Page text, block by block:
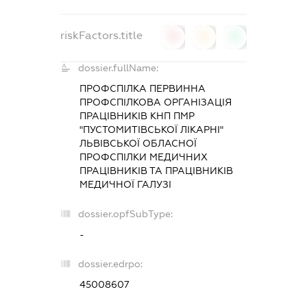
riskFactors.title
dossier.fullName:
ПРОФСПІЛКА ПЕРВИННА
ПРОФСПІЛКОВА ОРГАНІЗАЦІЯ
ПРАЦІВНИКІВ КНП ПМР
"ПУСТОМИТІВСЬКОЇ ЛІКАРНІ"
ЛЬВІВСЬКОЇ ОБЛАСНОЇ
ПРОФСПІЛКИ МЕДИЧНИХ
ПРАЦІВНИКІВ ТА ПРАЦІВНИКІВ
МЕДИЧНОЇ ГАЛУЗІ
dossier.opfSubType:
-
dossier.edrpo:
45008607